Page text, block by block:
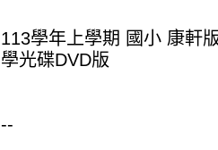
113學年上學期 國小 康軒
學光碟DVD版
--